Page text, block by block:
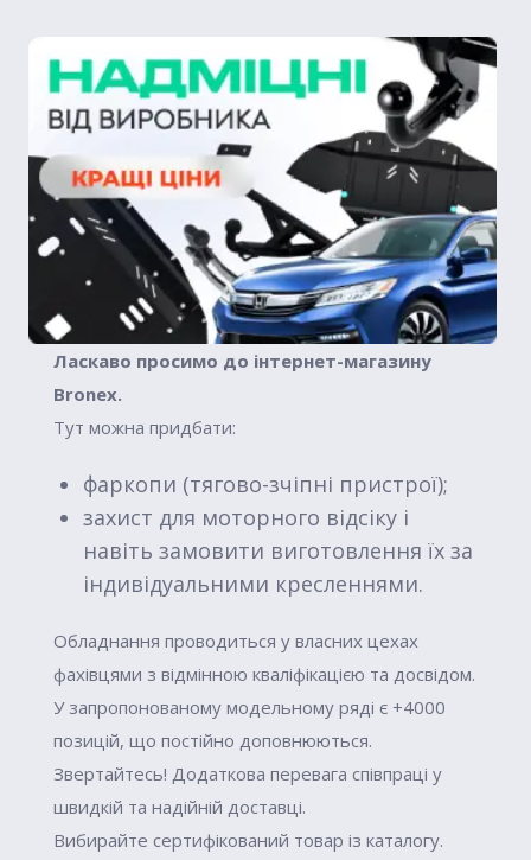
Ласкаво просимо до інтернет-магазину
Вronex.
Тут можна придбати:
фаркопи (тягово-зчіпні пристрої);
захист для моторного відсіку і
навіть замовити виготовлення їх за
індивідуальними кресленнями.
Обладнання проводиться у власних цехах
фахівцями з відмінною кваліфікацією та досвідом.
У запропонованому модельному ряді є +4000
позицій, що постійно доповнюються.
Звертайтесь! Додаткова перевага співпраці у
швидкій та надійній доставці.
Вибирайте сертифікований товар із каталогу.